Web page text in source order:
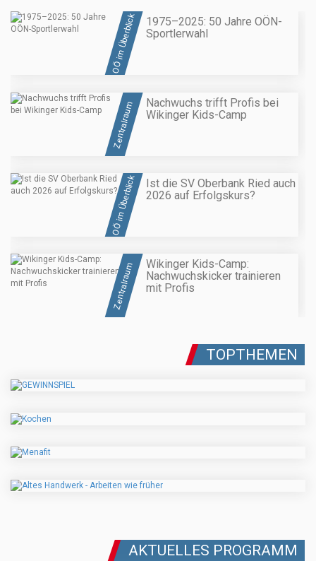
OÖ im Überblick
1975–2025: 50 Jahre OÖN-
Sportlerwahl
Zentralraum
Nachwuchs trifft Profis bei
Wikinger Kids-Camp
OÖ im Überblick
Ist die SV Oberbank Ried auch
2026 auf Erfolgskurs?
Zentralraum
Wikinger Kids-Camp:
Nachwuchskicker trainieren
mit Profis
TOPTHEMEN
AKTUELLES PROGRAMM